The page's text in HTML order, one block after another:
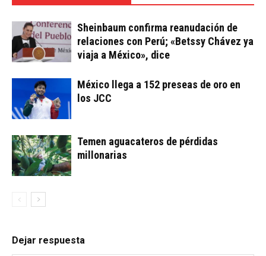
Sheinbaum confirma reanudación de
relaciones con Perú; «Betssy Chávez ya
viaja a México», dice
México llega a 152 preseas de oro en
los JCC
Temen aguacateros de pérdidas
millonarias
Dejar respuesta